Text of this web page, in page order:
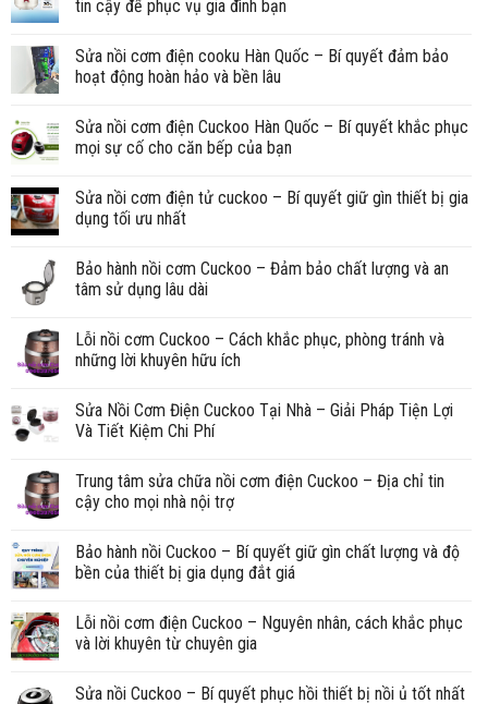
tin cậy để phục vụ gia đình bạn
Sửa nồi cơm điện cooku Hàn Quốc – Bí quyết đảm bảo
hoạt động hoàn hảo và bền lâu
Sửa nồi cơm điện Cuckoo Hàn Quốc – Bí quyết khắc phục
mọi sự cố cho căn bếp của bạn
Sửa nồi cơm điện tử cuckoo – Bí quyết giữ gìn thiết bị gia
dụng tối ưu nhất
Bảo hành nồi cơm Cuckoo – Đảm bảo chất lượng và an
tâm sử dụng lâu dài
Lỗi nồi cơm Cuckoo – Cách khắc phục, phòng tránh và
những lời khuyên hữu ích
Sửa Nồi Cơm Điện Cuckoo Tại Nhà – Giải Pháp Tiện Lợi
Và Tiết Kiệm Chi Phí
Trung tâm sửa chữa nồi cơm điện Cuckoo – Địa chỉ tin
cậy cho mọi nhà nội trợ
Bảo hành nồi Cuckoo – Bí quyết giữ gìn chất lượng và độ
bền của thiết bị gia dụng đắt giá
Lỗi nồi cơm điện Cuckoo – Nguyên nhân, cách khắc phục
và lời khuyên từ chuyên gia
Sửa nồi Cuckoo – Bí quyết phục hồi thiết bị nồi ủ tốt nhất